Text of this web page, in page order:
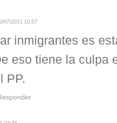
07/2011 10:57
inmigrantes es
eso tiene la culpa
PP.